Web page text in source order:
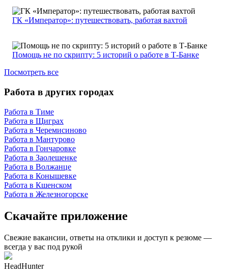
ГК «Император»: путешествовать, работая вахтой
Помощь не по скрипту: 5 историй о работе в Т-Банке
Посмотреть все
Работа в других городах
Работа в Тиме
Работа в Щиграх
Работа в Черемисиново
Работа в Мантурово
Работа в Гончаровке
Работа в Заолешенке
Работа в Волжанце
Работа в Конышевке
Работа в Кшенском
Работа в Железногорске
Скачайте приложение
Свежие вакансии, ответы на отклики и доступ к резюме —
всегда у вас под рукой
HeadHunter